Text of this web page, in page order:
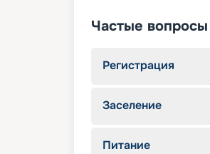
Частые вопросы
Регистрация
Заселение
Питание